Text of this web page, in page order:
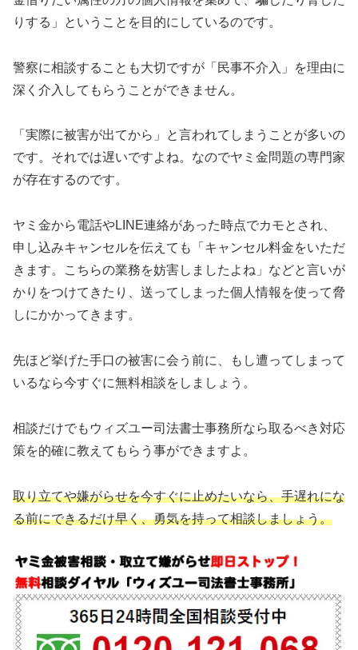
りする」ということを目的にしているのです。
警察に相談することも大切ですが「民事不介入」を理由に
深く介入してもらうことができません。
「実際に被害が出てから」と言われてしまうことが多いの
です。それでは遅いですよね。なのでヤミ金問題の専門家
が存在するのです。
ヤミ金から電話やLINE連絡があった時点でカモとされ、
申し込みキャンセルを伝えても「キャンセル料金をいただ
きます。こちらの業務を妨害しましたよね」などと言いが
かりをつけてきたり、送ってしまった個人情報を使って脅
しにかかってきます。
先ほど挙げた手口の被害に会う前に、もし遭ってしまって
いるなら今すぐに無料相談をしましょう。
相談だけでもウィズユー司法書士事務所なら取るべき対応
策を的確に教えてもらう事ができますよ。
取り立てや嫌がらせを今すぐに止めたいなら、手遅れにな
る前にできるだけ早く、勇気を持って相談しましょう。